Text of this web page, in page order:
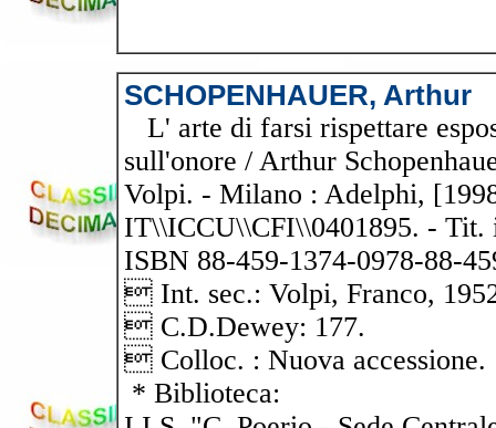
SCHOPENHAUER, Arthur
L' arte di farsi rispettare
sull'onore / Arthur
Volpi. - Milano : Adelphi,
IT\\ICCU\\CFI\\0401895. -
ISBN 88-459-1374-0978-88-
 Int. sec.: Volpi, Franco,
 C.D.Dewey: 177.
 Colloc. : Nuova accessione.
* Biblioteca: